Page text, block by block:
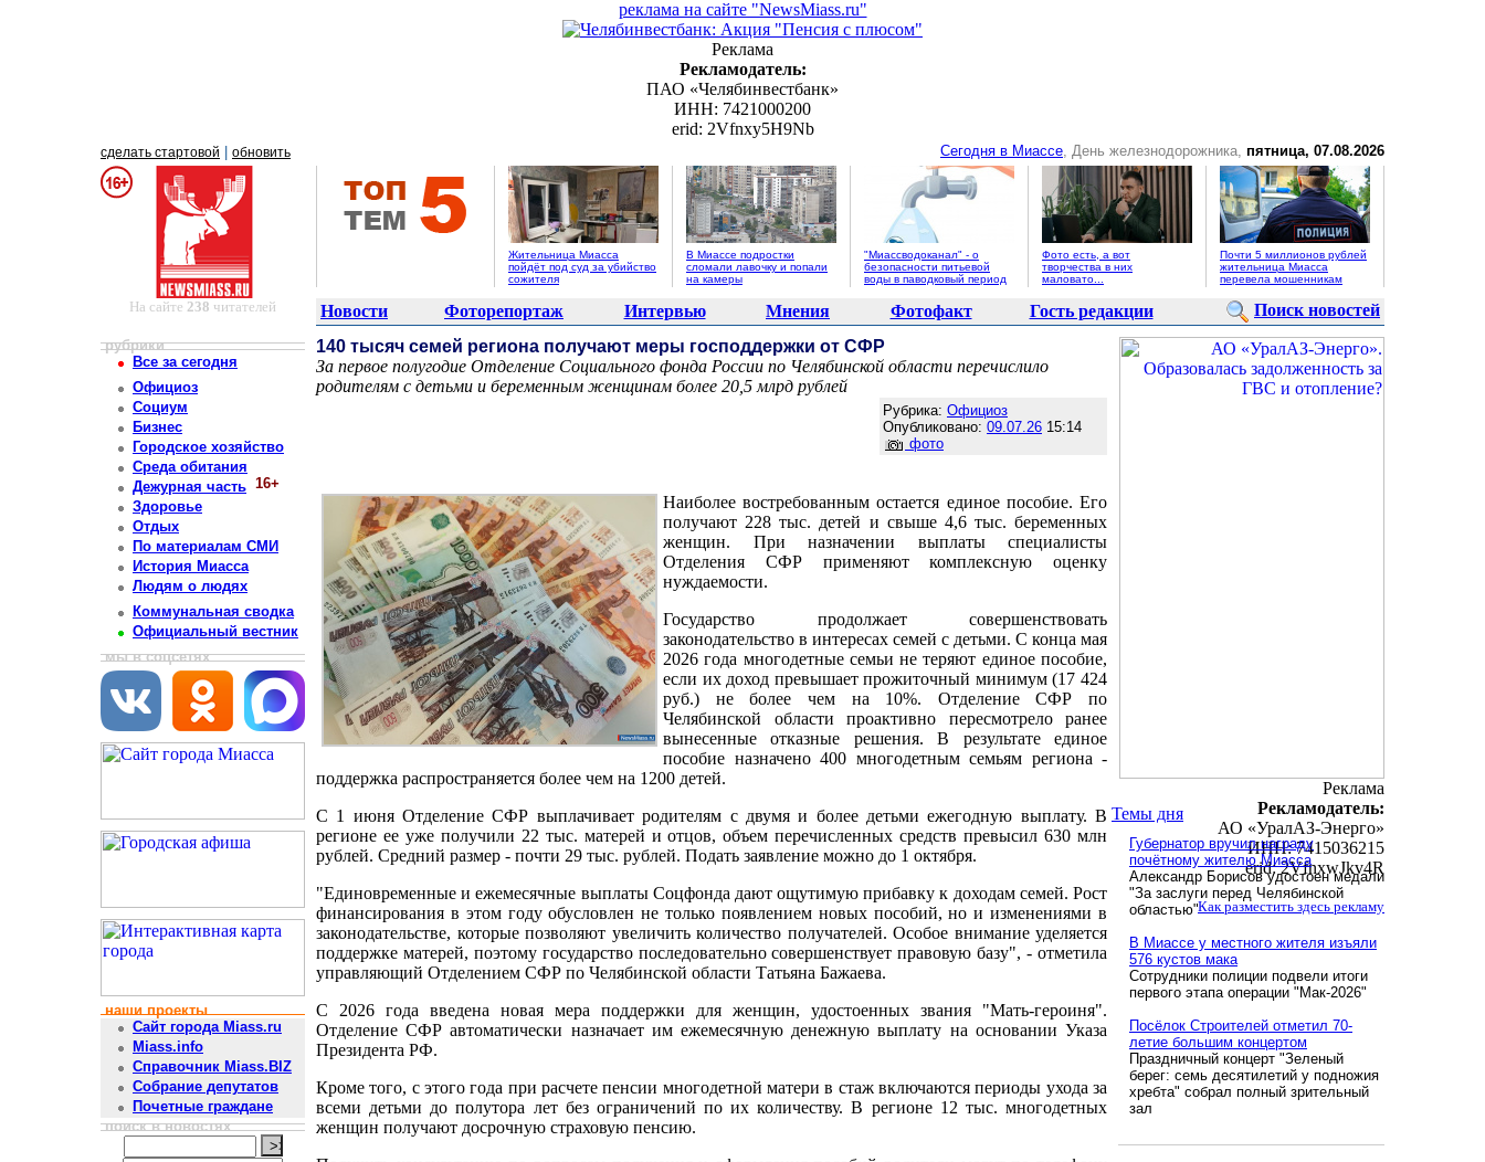
реклама на сайте "NewsMiass.ru"
Реклама
Рекламодатель:
ПАО «Челябинвестбанк»
ИНН: 7421000200
erid: 2Vfnxy5H9Nb
сделать стартовой обновить Сегодня в Миассе, День железнодорожника, пятница, 07.08.2026
Жительница Миасса
пойдёт под суд за убийство
сожителя
В Миассе подростки
сломали лавочку и попали
на камеры
"Миассводоканал" - о
безопасности питьевой
воды в паводковый период
Фото есть, а вот
творчества в них
маловато...
Почти 5 миллионов рублей
жительница Миасса
перевела мошенникам
На сайте 238 читателей Новости Фоторепортаж Интервью Мнения Фотофакт Гость редакции Поиск новостей
рубрики
Все за сегодня
Официоз
Социум
Бизнес
Городское хозяйство
Среда обитания
Дежурная часть 16+
Здоровье
Отдых
По материалам СМИ
История Миасса
Людям о людях
Коммунальная сводка
Официальный вестник
мы в соцсетях
наши проекты
Сайт города Miass.ru
Miass.info
Справочник Miass.BIZ
Собрание депутатов
Почетные граждане
поиск в новостях
140 тысяч семей региона получают меры господдержки от СФР
За первое полугодие Отделение Социального фонда России по Челябинской области перечислило
родителям с детьми и беременным женщинам более 20,5 млрд рублей
Рубрика: Официоз
Опубликовано: 09.07.26 15:14
фото
Наиболее востребованным остается единое пособие. Его
получают 228 тыс. детей и свыше 4,6 тыс. беременных
женщин. При назначении выплаты специалисты
Отделения СФР применяют комплексную оценку
нуждаемости.
Государство продолжает совершенствовать
законодательство в интересах семей с детьми. С конца мая
2026 года многодетные семьи не теряют единое пособие,
если их доход превышает прожиточный минимум (17 424
руб.) не более чем на 10%. Отделение СФР по
Челябинской области проактивно пересмотрело ранее
вынесенные отказные решения. В результате единое
пособие назначено 400 многодетным семьям региона -
поддержка распространяется более чем на 1200 детей.
С 1 июня Отделение СФР выплачивает родителям с двумя и более детьми ежегодную выплату. В
регионе ее уже получили 22 тыс. матерей и отцов, объем перечисленных средств превысил 630 млн
рублей. Средний размер - почти 29 тыс. рублей. Подать заявление можно до 1 октября.
"Единовременные и ежемесячные выплаты Соцфонда дают ощутимую прибавку к доходам семей. Рост
финансирования в этом году обусловлен не только появлением новых пособий, но и изменениями в
законодательстве, которые позволяют увеличить количество получателей. Особое внимание уделяется
поддержке матерей, поэтому государство последовательно совершенствует правовую базу", - отметила
управляющий Отделением СФР по Челябинской области Татьяна Бажаева.
С 2026 года введена новая мера поддержки для женщин, удостоенных звания "Мать-героиня".
Отделение СФР автоматически назначает им ежемесячную денежную выплату на основании Указа
Президента РФ.
Кроме того, с этого года при расчете пенсии многодетной матери в стаж включаются периоды ухода за
всеми детьми до полутора лет без ограничений по их количеству. В регионе 12 тыс. многодетных
женщин получают досрочную страховую пенсию.
Реклама
Рекламодатель:
АО «УралАЗ-Энерго»
ИНН: 7415036215
erid: 2VfnxwJkv4R
Как разместить здесь рекламу
Темы дня
Губернатор вручил награду
почётному жителю Миасса
Александр Борисов удостоен медали
"За заслуги перед Челябинской
областью"
В Миассе у местного жителя изъяли
576 кустов мака
Сотрудники полиции подвели итоги
первого этапа операции "Мак-2026"
Посёлок Строителей отметил 70-
летие большим концертом
Праздничный концерт "Зеленый
берег: семь десятилетий у подножия
хребта" собрал полный зрительный
зал